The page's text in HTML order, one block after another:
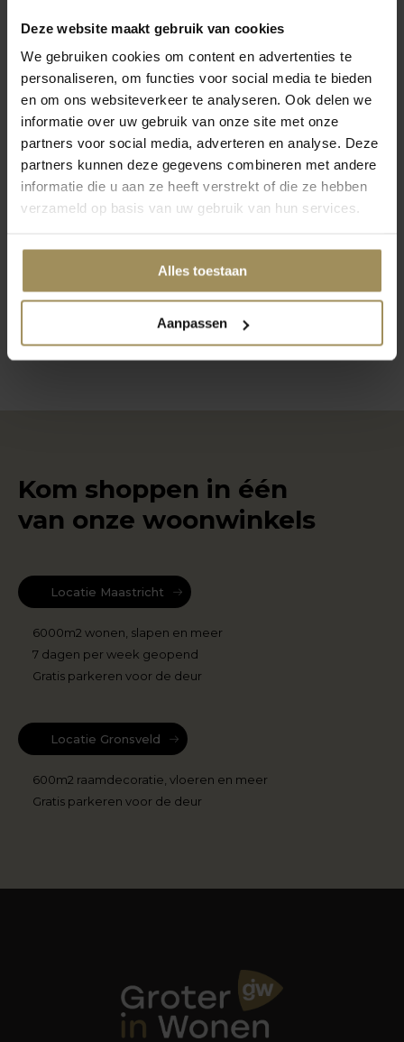
Deze website maakt gebruik van cookies
We gebruiken cookies om content en advertenties te
personaliseren, om functies voor social media te bieden
en om ons websiteverkeer te analyseren. Ook delen we
informatie over uw gebruik van onze site met onze
partners voor social media, adverteren en analyse. Deze
partners kunnen deze gegevens combineren met andere
informatie die u aan ze heeft verstrekt of die ze hebben
verzameld op basis van uw gebruik van hun services.
Alles toestaan
Aanpassen
Op zoek naar meer inspiratie?
Salontafels Bijzettafel
1 2 3 4
Kom shoppen in één
van onze woonwinkels
Locatie Maastricht
6000m2 wonen, slapen en meer
7 dagen per week geopend
Gratis parkeren voor de deur
Locatie Gronsveld
600m2 raamdecoratie, vloeren en meer
Gratis parkeren voor de deur